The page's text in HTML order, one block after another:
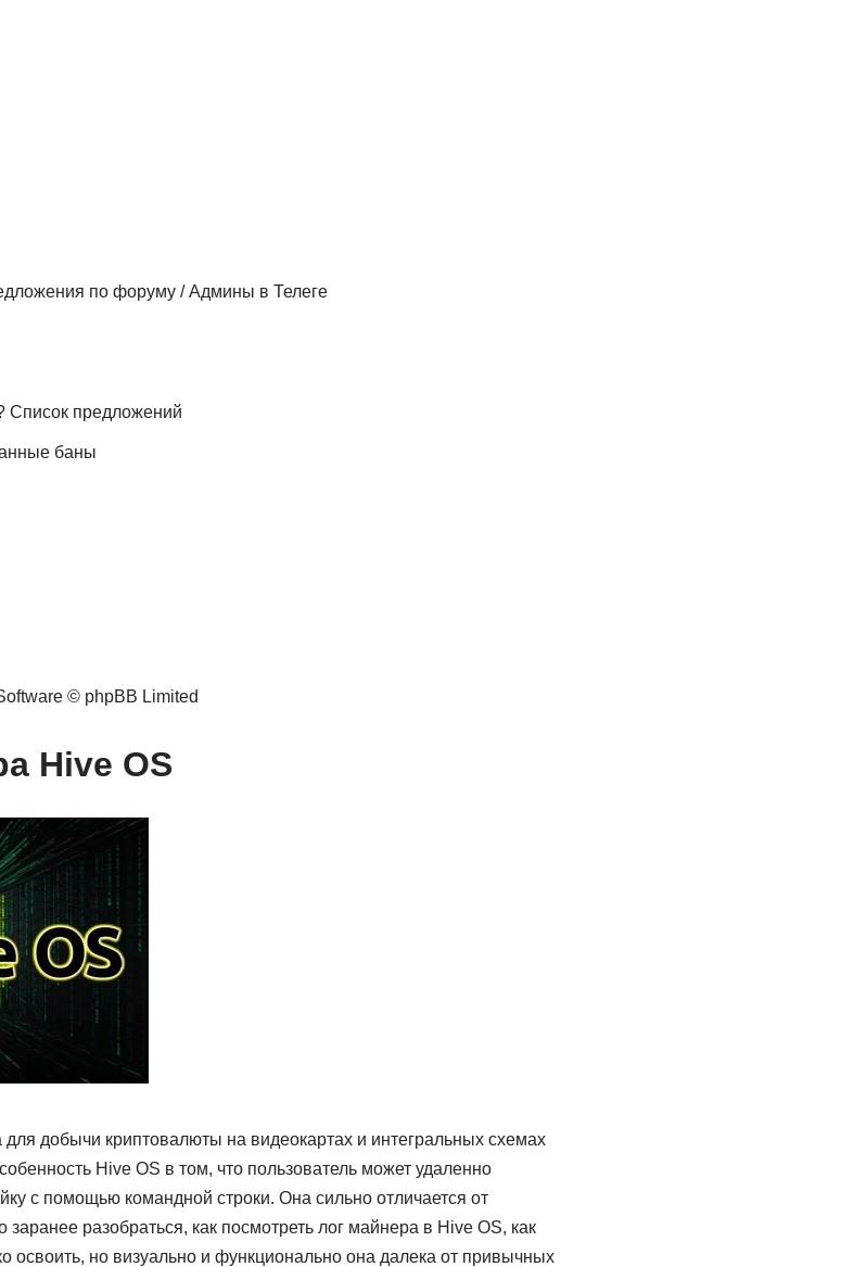
по форуму / Админы в Телеге
Список предложений
баны
© phpBB Limited
Hive OS
добычи криптовалюты на видеокартах и интегральных схемах
Hive OS в том, что пользователь может удаленно
с помощью командной строки. Она сильно отличается от
разобраться, как посмотреть лог майнера в Hive OS, как
освоить, но визуально и функционально она далека от привычных